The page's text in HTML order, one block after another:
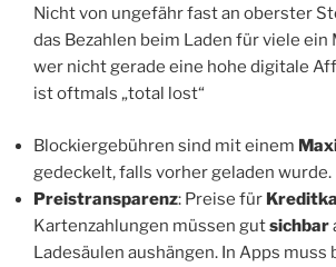
Nicht von ungefähr fast an oberster
das Bezahlen beim Laden für viele ein
wer nicht gerade eine hohe digitale
ist oftmals „total lost“
Blockiergebühren sind mit einem
gedeckelt, falls vorher geladen wurde.
Preistransparenz: Preise für
Kartenzahlungen müssen gutsichbar
Ladesäulen aushängen. In Apps muss